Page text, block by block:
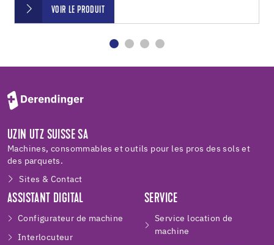
VOIR LE PRODUIT
UZIN UTZ SUISSE SA
Machines, consommables et outils pour les pros des sols et
des parquets.
Sites & Contact
ASSISTANT DIGITAL
Configurateur de machine
Interlocuteur
SERVICE
Service location de
machine